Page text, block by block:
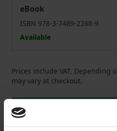
eBook
ISBN 978-3-7489-2288-9
Available
Prices include VAT. Depending
may vary at checkout.
Add to Wish List